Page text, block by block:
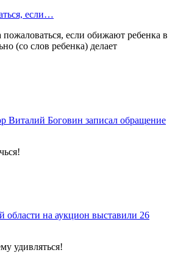
если…
пожаловаться, если обижают ребенка в
(со слов ребенка) делает
Виталий Боговин записал обращение
области на аукцион выставили 26
удивляться!